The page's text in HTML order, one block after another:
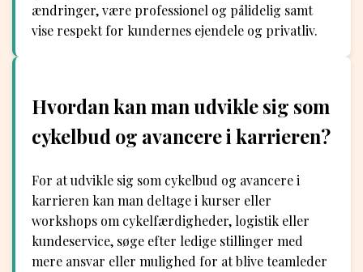
ændringer, være professionel og pålidelig samt
vise respekt for kundernes ejendele og privatliv.
Hvordan kan man udvikle sig som
cykelbud og avancere i karrieren?
For at udvikle sig som cykelbud og avancere i
karrieren kan man deltage i kurser eller
workshops om cykelfærdigheder, logistik eller
kundeservice, søge efter ledige stillinger med
mere ansvar eller mulighed for at blive teamleder